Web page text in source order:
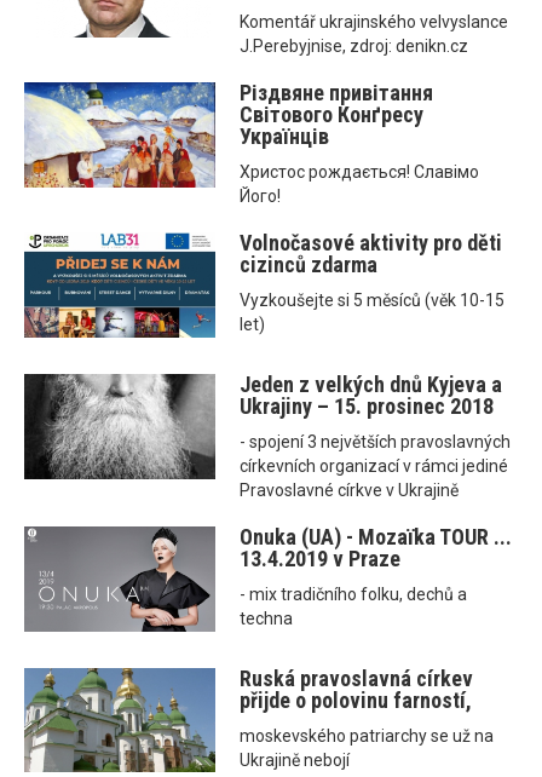
Komentář ukrajinského velvyslance
J.Perebyjnise, zdroj: denikn.cz
Різдвяне привітання
Світового Конґресу
Українців
Христос рождається! Славімо
Його!
Volnočasové aktivity pro děti
cizinců zdarma
Vyzkoušejte si 5 měsíců (věk 10-15
let)
Jeden z velkých dnů Kyjeva a
Ukrajiny – 15. prosinec 2018
- spojení 3 největších pravoslavných
církevních organizací v rámci jediné
Pravoslavné církve v Ukrajině
Onuka (UA) - Mozaїka TOUR ...
13.4.2019 v Praze
- mix tradičního folku, dechů a
techna
Ruská pravoslavná církev
přijde o polovinu farností,
moskevského patriarchy se už na
Ukrajině nebojí